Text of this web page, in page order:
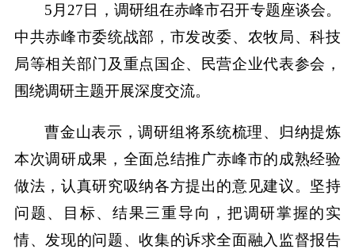
5月27日，调研组在赤峰市召开专题座谈会。
中共赤峰市委统战部，市发改委、农牧局、科技
局等相关部门及重点国企、民营企业代表参会，
围绕调研主题开展深度交流。
曹金山表示，调研组将系统梳理、归纳提炼
本次调研成果，全面总结推广赤峰市的成熟经验
做法，认真研究吸纳各方提出的意见建议。坚持
问题、目标、结果三重导向，把调研掌握的实
情、发现的问题、收集的诉求全面融入监督报告